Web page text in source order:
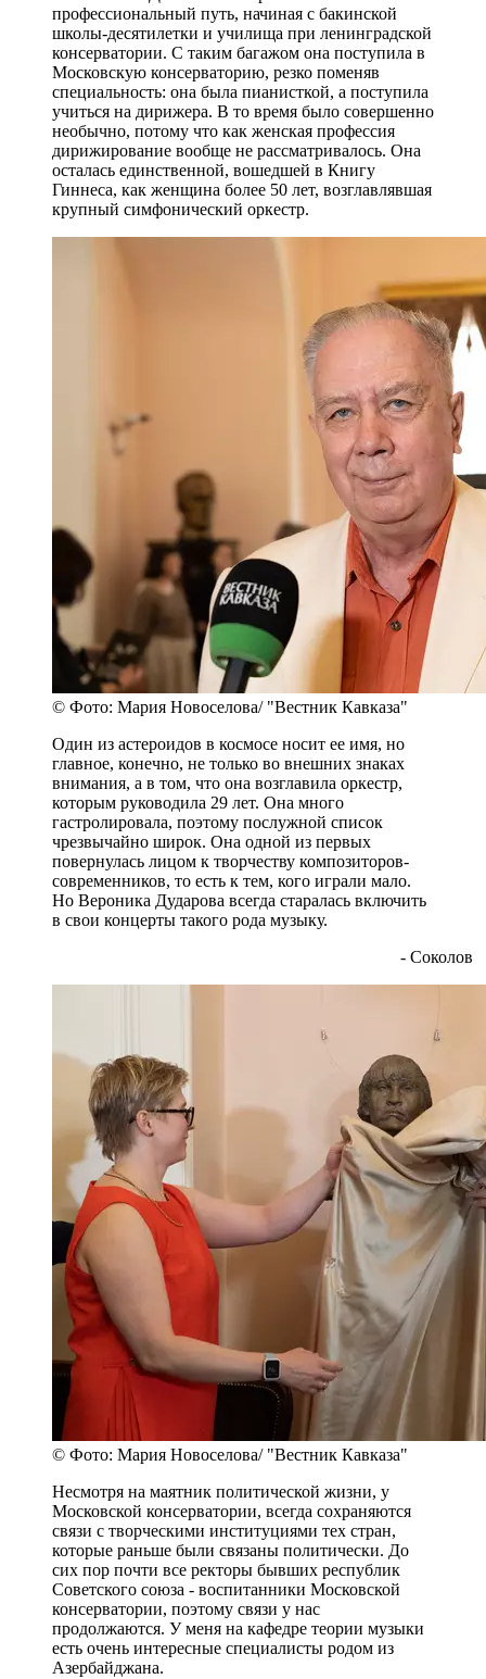
профессиональный путь, начиная с бакинской
школы-десятилетки и училища при ленинградской
консерватории. С таким багажом она поступила в
Московскую консерваторию, резко поменяв
специальность: она была пианисткой, а поступила
учиться на дирижера. В то время было совершенно
необычно, потому что как женская профессия
дирижирование вообще не рассматривалось. Она
осталась единственной, вошедшей в Книгу
Гиннеса, как женщина более 50 лет, возглавлявшая
крупный симфонический оркестр.
© Фото: Мария Новоселова/ "Вестник Кавказа"
Один из астероидов в космосе носит ее имя, но
главное, конечно, не только во внешних знаках
внимания, а в том, что она возглавила оркестр,
которым руководила 29 лет. Она много
гастролировала, поэтому послужной список
чрезвычайно широк. Она одной из первых
повернулась лицом к творчеству композиторов-
современников, то есть к тем, кого играли мало.
Но Вероника Дударова всегда старалась включить
в свои концерты такого рода музыку.
- Соколов
© Фото: Мария Новоселова/ "Вестник Кавказа"
Несмотря на маятник политической жизни, у
Московской консерватории, всегда сохраняются
связи с творческими институциями тех стран,
которые раньше были связаны политически. До
сих пор почти все ректоры бывших республик
Советского союза - воспитанники Московской
консерватории, поэтому связи у нас
продолжаются. У меня на кафедре теории музыки
есть очень интересные специалисты родом из
Азербайджана.